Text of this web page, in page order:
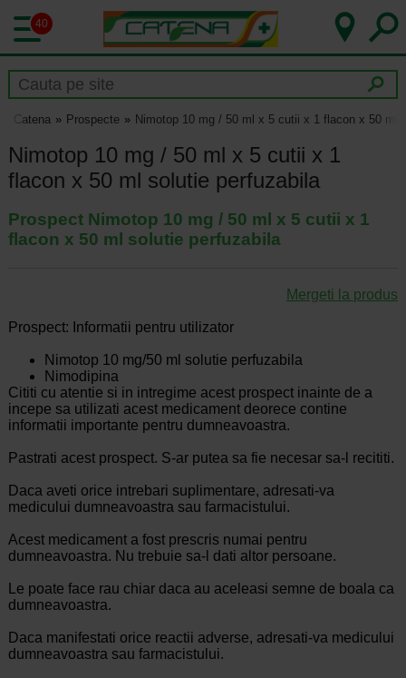
40
Catena Prospecte Nimotop 10 mg / 50 ml x 5 cutii x 1 flacon x 50 ml
Nimotop 10 mg / 50 ml x 5 cutii x 1
flacon x 50 ml solutie perfuzabila
Prospect Nimotop 10 mg / 50 ml x 5 cutii x 1
flacon x 50 ml solutie perfuzabila
Mergeti la produs
Prospect: Informatii pentru utilizator
Nimotop 10 mg/50 ml solutie perfuzabila
Nimodipina
Cititi cu atentie si in intregime acest prospect inainte de a
incepe sa utilizati acest medicament deorece contine
informatii importante pentru dumneavoastra.
Pastrati acest prospect. S-ar putea sa fie necesar sa-l recititi.
Daca aveti orice intrebari suplimentare, adresati-va
medicului dumneavoastra sau farmacistului.
Acest medicament a fost prescris numai pentru
dumneavoastra. Nu trebuie sa-l dati altor persoane.
Le poate face rau chiar daca au aceleasi semne de boala ca
dumneavoastra.
Daca manifestati orice reactii adverse, adresati-va medicului
dumneavoastra sau farmacistului.